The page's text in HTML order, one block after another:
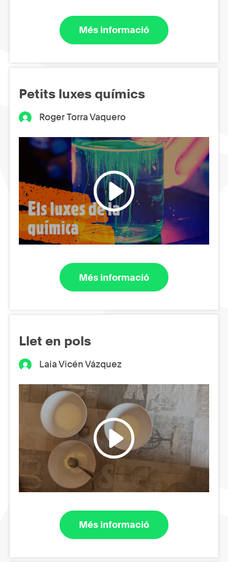
Més informació
Petits luxes químics
Roger Torra Vaquero
Més informació
Llet en pols
Laia Vicén Vázquez
Més informació